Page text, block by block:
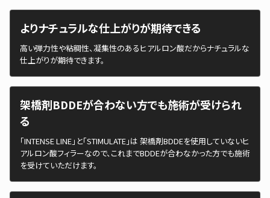
よりナチュラルな仕上がりが期待できる
高い弾力性や粘稠性、凝集性のあるヒアルロン酸だからナチュラルな
仕上がりが期待できます。
架橋剤BDDEが合わない方でも施術が受けられ
る
「INTENSE LINE」と「STIMULATE」は 架橋剤BDDEを使用していないヒ
アルロン酸フィラーなので、これまでBDDEが合わなかった方でも施術
を受けていただけます。